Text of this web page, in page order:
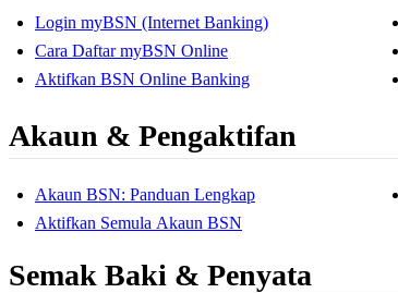
Login myBSN (Internet Banking)
Cara Daftar myBSN Online
Aktifkan BSN Online Banking
Akaun & Pengaktifan
Akaun BSN: Panduan Lengkap
Aktifkan Semula Akaun BSN
Semak Baki & Penyata